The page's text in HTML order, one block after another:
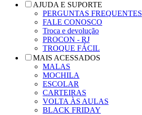
AJUDA E SUPORTE
PERGUNTAS FREQUENTES
FALE CONOSCO
Troca e devolução
PROCON - RJ
TROQUE FÁCIL
MAIS ACESSADOS
MALAS
MOCHILA
ESCOLAR
CARTEIRAS
VOLTA ÀS AULAS
BLACK FRIDAY